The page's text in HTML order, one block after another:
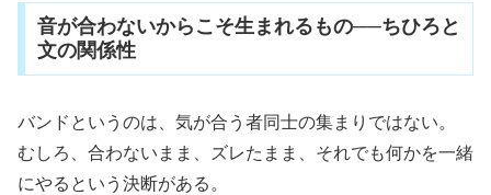
音が合わないからこそ生まれるもの──ちひろと
文の関係性
バンドというのは、気が合う者同士の集まりではない。
むしろ、合わないまま、ズレたまま、それでも何かを一緒
にやるという決断がある。